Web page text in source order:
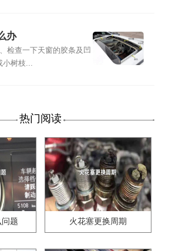
办
检查一下天窗的胶条及凹
小树枝...
热门阅读
题 火花塞更换周期